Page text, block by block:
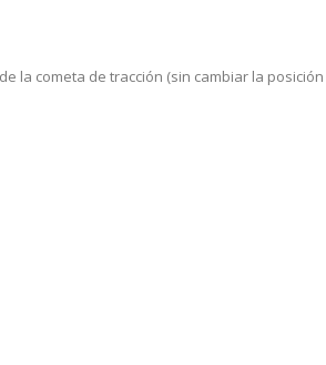
cometa de tracción (sin cambiar la posición